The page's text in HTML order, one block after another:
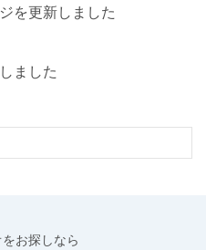
を更新しました
ました
お探しなら